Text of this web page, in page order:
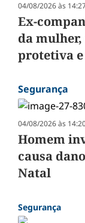
04/08/2026 às
Ex-
da
protetiva e
Segurança
04/08/2026 às
Homem
causa
Natal
Segurança